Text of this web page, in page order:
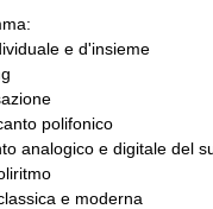
e d'insieme
polifonico
analogico e digitale del
e moderna